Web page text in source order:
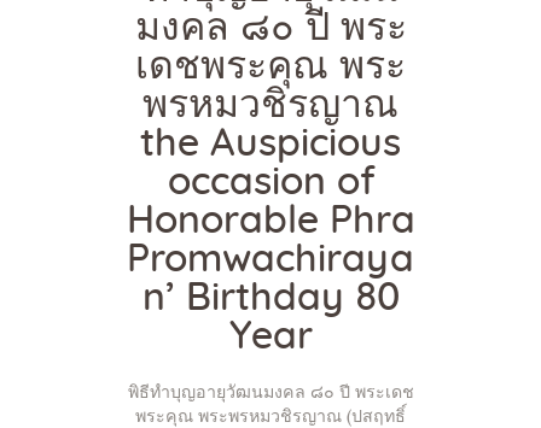
มงคล ๘๐ ปี พระ
เดชพระคุณ พระ
พรหมวชิรญาณ
the Auspicious
occasion of
Honorable Phra
Promwachiraya
n’ Birthday 80
Year
พิธีทำบุญอายุวัฒนมงคล ๘๐ ปี พระเดช
พระคุณ พระพรหมวชิรญาณ (ปสฤทธิ์